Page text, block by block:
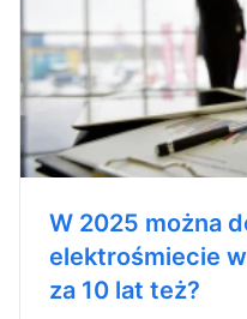
W 2025 można
elektrośmiecie
za 10 lat też?